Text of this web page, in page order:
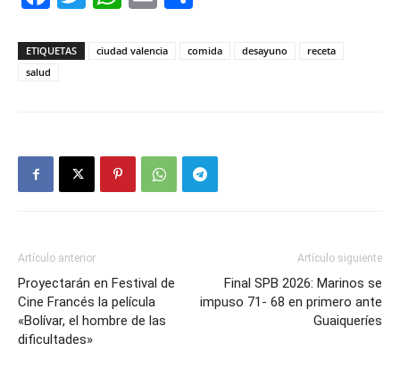
ETIQUETAS ciudad valencia comida desayuno
receta
salud
Artículo anterior
Proyectarán en Festival de
Cine Francés la película
«Bolívar, el hombre de las
dificultades»
Artículo siguiente
Final SPB 2026: Marinos se
impuso 71- 68 en primero ante
Guaiqueríes